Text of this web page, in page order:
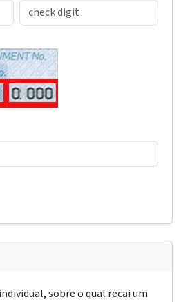
sobre o qual recai um